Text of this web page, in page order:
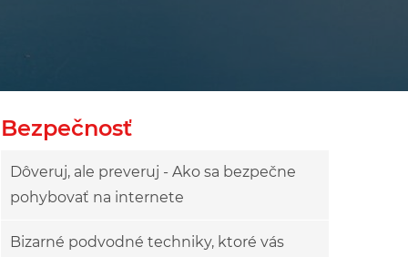
Bezpečnosť
Dôveruj, ale preveruj - Ako sa bezpečne
pohybovať na internete
Bizarné podvodné techniky, ktoré vás